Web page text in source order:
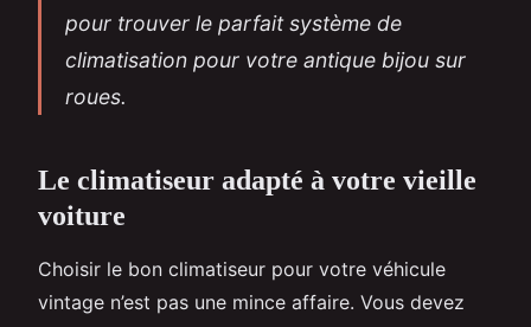
pour trouver le parfait système de
climatisation pour votre antique bijou sur
roues.
Le climatiseur adapté à votre vieille
voiture
Choisir le bon climatiseur pour votre véhicule
vintage n’est pas une mince affaire. Vous devez